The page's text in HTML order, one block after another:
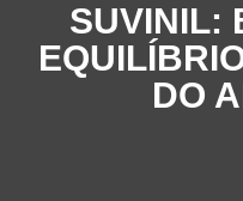
SUVINIL:
DO